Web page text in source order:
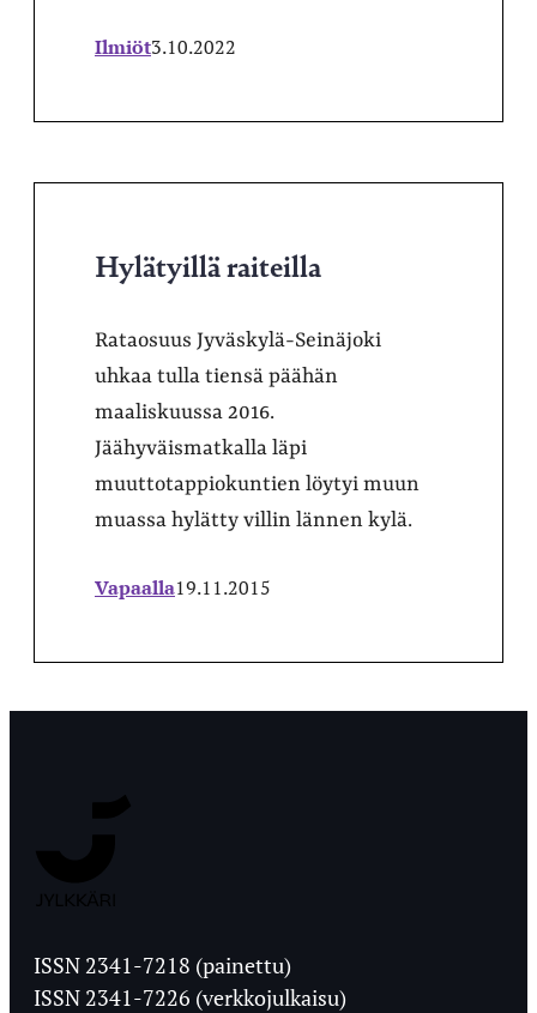
Ilmiöt3.10.2022
Hylätyillä raiteilla
Rataosuus Jyväskylä-Seinäjoki
uhkaa tulla tiensä päähän
maaliskuussa 2016.
Jäähyväismatkalla läpi
muuttotappiokuntien löytyi muun
muassa hylätty villin lännen kylä.
Vapaalla19.11.2015
Ylioppilaslehti
ISSN 2341-7218 (painettu)
ISSN 2341-7226 (verkkojulkaisu)